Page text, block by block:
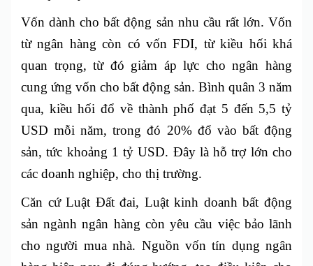
Vốn dành cho bất động sản nhu cầu rất lớn. Vốn
từ ngân hàng còn có vốn FDI, từ kiều hối khá
quan trọng, từ đó giảm áp lực cho ngân hàng
cung ứng vốn cho bất động sản. Bình quân 3 năm
qua, kiều hối đổ về thành phố đạt 5 đến 5,5 tỷ
USD mỗi năm, trong đó 20% đổ vào bất động
sản, tức khoảng 1 tỷ USD. Đây là hỗ trợ lớn cho
các doanh nghiệp, cho thị trường.
Căn cứ Luật Đất đai, Luật kinh doanh bất động
sản ngành ngân hàng còn yêu cầu việc bảo lãnh
cho người mua nhà. Nguồn vốn tín dụng ngân